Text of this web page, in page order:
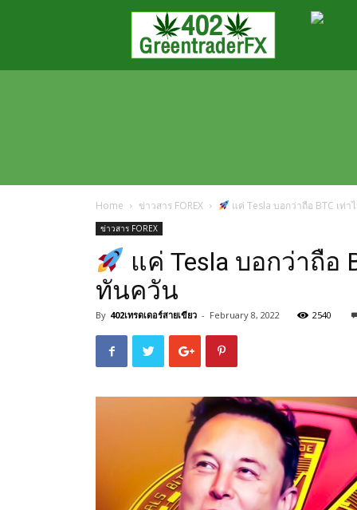
Greentraderfx
ความ
FOREX
Home ข่าวสาร FOREX แค่ Tesla บอกว่าถือ BTC เท่
ข่าวสาร FOREX
แค่ Tesla บอกว่าถือ
ทันควัน
By 402เทรดเดอร์สายเขียว - February 8, 2022 2540